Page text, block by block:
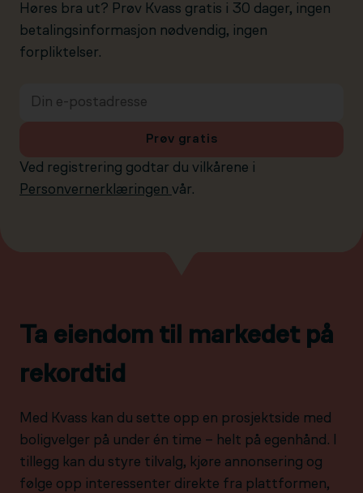
Høres bra ut? Prøv Kvass gratis i 30 dager, ingen
betalingsinformasjon nødvendig, ingen
forpliktelser.
Ved registrering godtar du vilkårene i
Personvernerklæringen vår.
Prøv gratis
Ta eiendom til markedet på
rekordtid
Med Kvass kan du sette opp en prosjektside med
boligvelger på under én time – helt på egenhånd. I
tillegg kan du styre tilvalg, kjøre annonsering og
følge opp interessenter direkte fra plattformen,